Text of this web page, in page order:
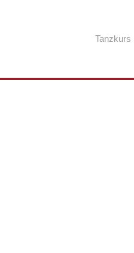
Tanzkurs